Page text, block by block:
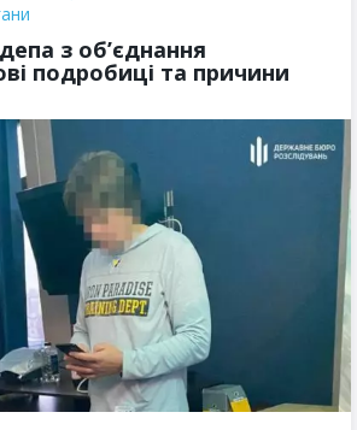
з об’єднання
подробиці та причини